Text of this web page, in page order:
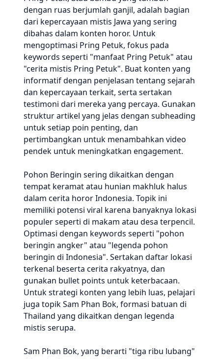
dengan ruas berjumlah ganjil, adalah bagian
dari kepercayaan mistis Jawa yang sering
dibahas dalam konten horor. Untuk
mengoptimasi Pring Petuk, fokus pada
keywords seperti "manfaat Pring Petuk" atau
"cerita mistis Pring Petuk". Buat konten yang
informatif dengan penjelasan tentang sejarah
dan kepercayaan terkait, serta sertakan
testimoni dari mereka yang percaya. Gunakan
struktur artikel yang jelas dengan subheading
untuk setiap poin penting, dan
pertimbangkan untuk menambahkan video
pendek untuk meningkatkan engagement.
Pohon Beringin sering dikaitkan dengan
tempat keramat atau hunian makhluk halus
dalam cerita horor Indonesia. Topik ini
memiliki potensi viral karena banyaknya lokasi
populer seperti di makam atau desa terpencil.
Optimasi dengan keywords seperti "pohon
beringin angker" atau "legenda pohon
beringin di Indonesia". Sertakan daftar lokasi
terkenal beserta cerita rakyatnya, dan
gunakan bullet points untuk keterbacaan.
Untuk strategi konten yang lebih luas, pelajari
juga topik Sam Phan Bok, formasi batuan di
Thailand yang dikaitkan dengan legenda
mistis serupa.
Sam Phan Bok, yang berarti "tiga ribu lubang"